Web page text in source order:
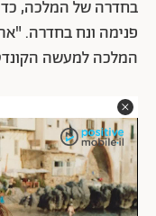
בחדרה של המלכה,
פנימה ונח בחדרה.
המלכה למעשה